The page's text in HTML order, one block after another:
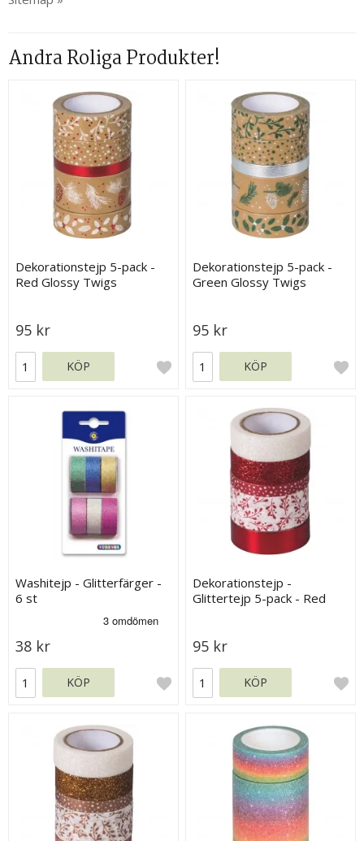
Andra Roliga Produkter!
Dekorationstejp 5-pack -
Red Glossy Twigs
95 kr
KÖP
Dekorationstejp 5-pack -
Green Glossy Twigs
95 kr
KÖP
Washitejp - Glitterfärger -
6 st
38 kr
KÖP
Dekorationstejp -
Glittertejp 5-pack - Red
95 kr
KÖP